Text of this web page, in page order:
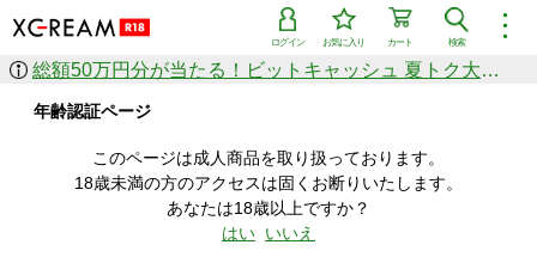
︙
検索
カート
お気に入り
ログイン
作品を探す
ジャンル
シリーズ
人気のセール中商品
新着セール中商品
すべての作品から探す
総額50万円分が当たる！ビットキャッシュ 夏トク大感謝祭
年齢認証ページ
このページは成人商品を取り扱っております。
18歳未満の方のアクセスは固くお断りいたします。
あなたは18歳以上ですか？
はい いいえ